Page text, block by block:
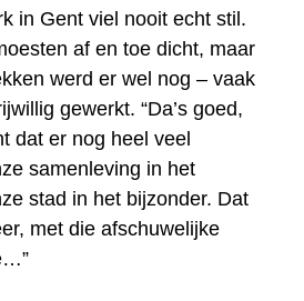
in Gent viel nooit echt stil.
af en toe dicht, maar
werd er wel nog – vaak
gewerkt. “Da’s goed,
dat er nog heel veel
samenleving in het
stad in het bijzonder. Dat
met die afschuwelijke